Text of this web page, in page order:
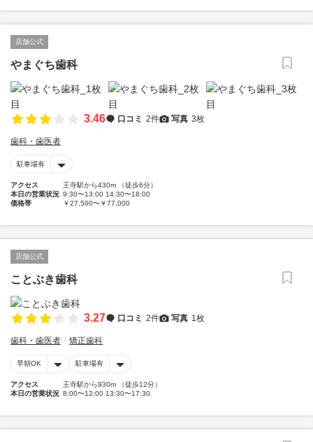
店舗公式
やまぐち歯科
3.46 口コミ 2件 写真 3枚
歯科・歯医者
駐車場有
アクセス
王寺駅から430m （徒歩6分）
本日の営業状況 9:30〜13:00 14:30〜18:00
価格帯
￥27,500〜￥77,000
店舗公式
ことぶき歯科
3.27 口コミ 2件 写真 1枚
歯科・歯医者 矯正歯科
早朝OK 駐車場有
アクセス
王寺駅から930m （徒歩12分）
本日の営業状況 8:00〜12:00 13:30〜17:30